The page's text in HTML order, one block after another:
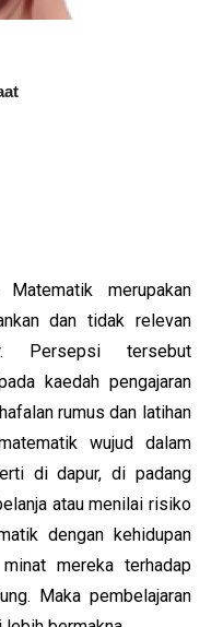
merupakan
dan tidak relevan
Persepsi tersebut
kaedah pengajaran
rumus dan latihan
wujud dalam
di dapur, di padang
atau menilai risiko
dengan kehidupan
mereka terhadap
Maka pembelajaran